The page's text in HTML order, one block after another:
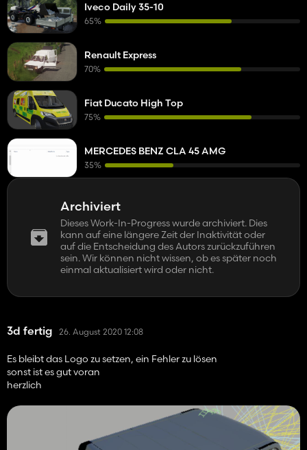
Archiviert
Dieses Work-In-Progress wurde archiviert. Dies
kann auf eine längere Zeit der Inaktivität oder
auf die Entscheidung des Autors zurückzuführen
sein. Wir können nicht wissen, ob es später noch
einmal aktualisiert wird oder nicht.
3d fertig 26. August 2020 12:08
Es bleibt das Logo zu setzen, ein Fehler zu lösen
sonst ist es gut voran
herzlich
Iveco Daily 35-10
65%
Renault Express
70%
Fiat Ducato High Top
75%
MERCEDES BENZ CLA 45 AMG
35%